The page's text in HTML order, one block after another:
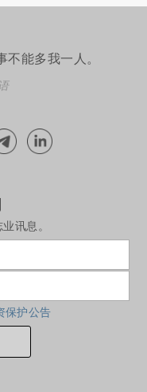
能多我一人。
讯息。
保护公告